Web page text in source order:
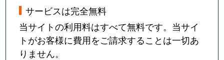
サービスは完全無料
当サイトの利用料はすべて無料です。当サイ
トがお客様に費用をご請求することは一切あ
りません。